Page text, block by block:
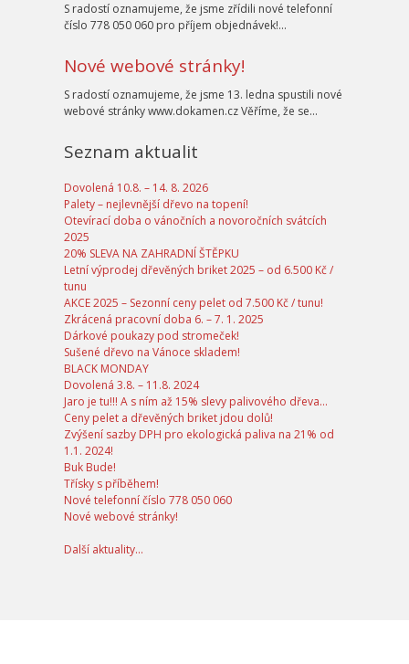
S radostí oznamujeme, že jsme zřídili nové telefonní
číslo 778 050 060 pro příjem objednávek!…
Nové webové stránky!
S radostí oznamujeme, že jsme 13. ledna spustili nové
webové stránky www.dokamen.cz Věříme, že se…
Seznam aktualit
Dovolená 10.8. – 14. 8. 2026
Palety – nejlevnější dřevo na topení!
Otevírací doba o vánočních a novoročních svátcích
2025
20% SLEVA NA ZAHRADNÍ ŠTĚPKU
Letní výprodej dřevěných briket 2025 – od 6.500 Kč /
tunu
AKCE 2025 – Sezonní ceny pelet od 7.500 Kč / tunu!
Zkrácená pracovní doba 6. – 7. 1. 2025
Dárkové poukazy pod stromeček!
Sušené dřevo na Vánoce skladem!
BLACK MONDAY
Dovolená 3.8. – 11.8. 2024
Jaro je tu!!! A s ním až 15% slevy palivového dřeva…
Ceny pelet a dřevěných briket jdou dolů!
Zvýšení sazby DPH pro ekologická paliva na 21% od
1.1. 2024!
Buk Bude!
Třísky s příběhem!
Nové telefonní číslo 778 050 060
Nové webové stránky!
Další aktuality...